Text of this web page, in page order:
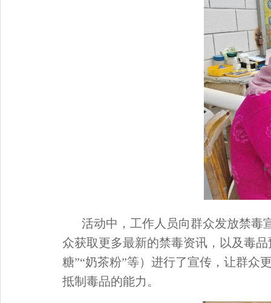
活动中，工作人员向群众发放禁毒
众获取更多最新的禁毒资讯，以及毒
糖”“奶茶粉”等）进行了宣传，让群众
抵制毒品的能力。